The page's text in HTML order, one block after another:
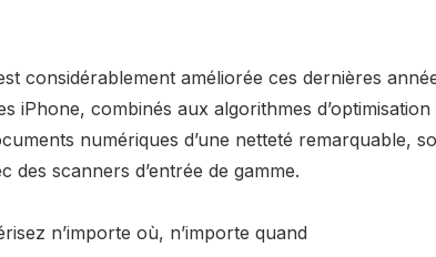
considérablement améliorée ces dernières
iPhone, combinés aux algorithmes d’optimisation
numériques d’une netteté remarquable,
des scanners d’entrée de gamme.
n’importe où, n’importe quand